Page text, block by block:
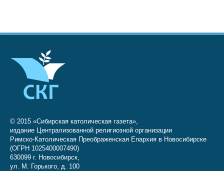
© 2015 «Сибирская католическая газета»,
издание Централизованной религиозной организации
Римско-Католическая Преображенская Епархия в Новосибирске
(ОГРН 1025400007490)
630099 г. Новосибирск,
ул. М. Горького, д. 100